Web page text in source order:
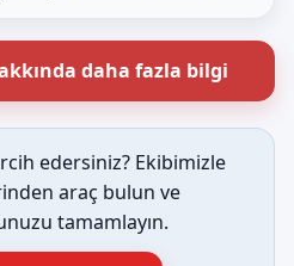
daha fazla bilgi
edersiniz? Ekibimizle
araç bulun ve
tamamlayın.